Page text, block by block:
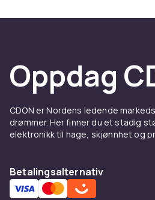
Oppdag
CDON er Nordens ledende
drømmer. Her finner du et stadig
elektronikk til hage, skjønnhet og
Betalingsalternativ